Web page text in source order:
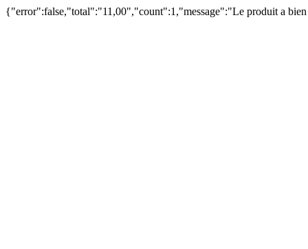
{"error":false,"total":"11,00","count":1,"message":"Le produit a